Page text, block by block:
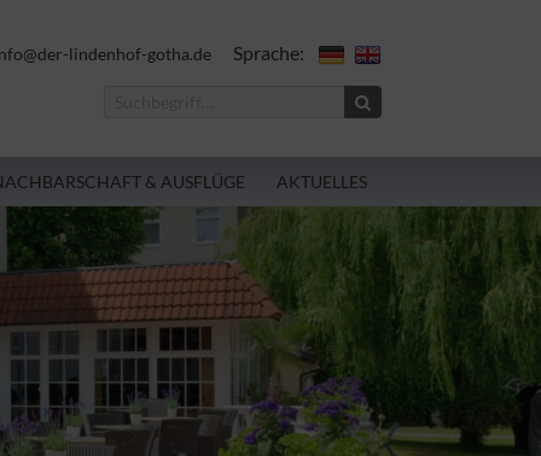
lindenhof-gotha.de Sprache:
& AUSFLÜGE AKTUELLES